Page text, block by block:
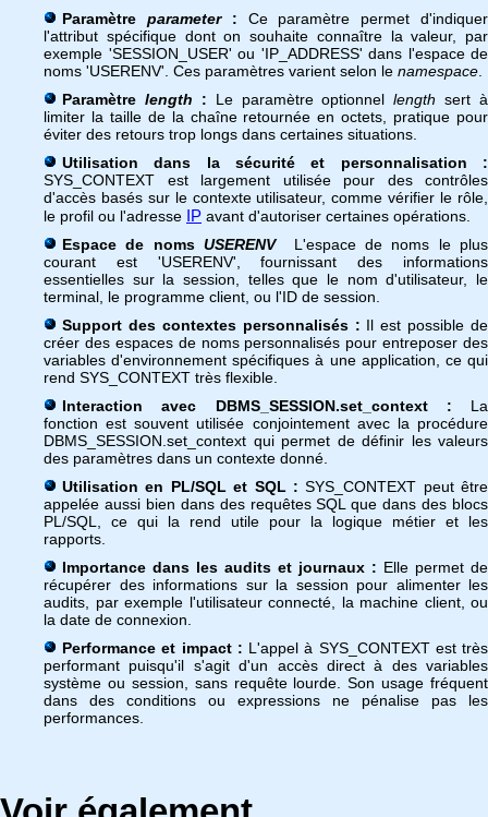
Paramètre parameter: Ce paramètre permet d'indiquer
l'attribut spécifique dont on souhaite connaître la valeur, par
exemple 'SESSION_USER' ou 'IP_ADDRESS' dans l'espace de
noms 'USERENV'. Ces paramètres varient selon le namespace
Paramètre length : Le paramètre optionnellength sert à
limiter la taille de la chaîne retournée en octets, pratique pour
éviter des retours trop longs dans certaines situations.
Utilisation dans la sécurité et personnalisation :
SYS_CONTEXT est largement utilisée pour des contrôles
d'accès basés sur le contexte utilisateur, comme vérifier le rôle,
le profil ou l'adresse IP avant d'autoriser certaines opérations.
Espace de noms USERENV
L'espace de noms le plus
courant est 'USERENV', fournissant des informations
essentielles sur la session, telles que le nom d'utilisateur, le
terminal, le programme client, ou l'ID de session.
Support des contextes personnalisés : Il est possible de
créer des espaces de noms personnalisés pour entreposer des
variables d'environnement spécifiques à une application, ce qui
rend SYS_CONTEXT très flexible.
Interaction avec DBMS_SESSION.set_context : La
fonction est souvent utilisée conjointement avec la procédure
DBMS_SESSION.set_context qui permet de définir les valeurs
des paramètres dans un contexte donné.
Utilisation en PL/SQL et SQL : SYS_CONTEXT peut être
appelée aussi bien dans des requêtes SQL que dans des blocs
PL/SQL, ce qui la rend utile pour la logique métier et les
rapports.
Importance dans les audits et journaux : Elle permet de
récupérer des informations sur la session pour alimenter les
audits, par exemple l'utilisateur connecté, la machine client, ou
la date de connexion.
Performance et impact : L'appel à SYS_CONTEXT est très
performant puisqu'il s'agit d'un accès direct à des variables
système ou session, sans requête lourde. Son usage fréquent
dans des conditions ou expressions ne pénalise pas les
performances.